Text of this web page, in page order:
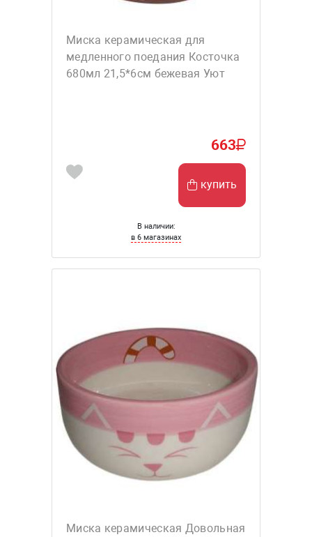
Миска керамическая для
медленного поедания Косточка
680мл 21,5*6см бежевая Уют
663
купить
В наличии:
в 6 магазинах
Миска керамическая Довольная